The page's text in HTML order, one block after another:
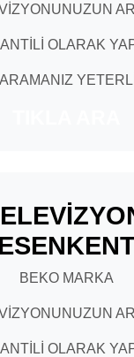
OLARAK
BEKO MARKA
OLARAK